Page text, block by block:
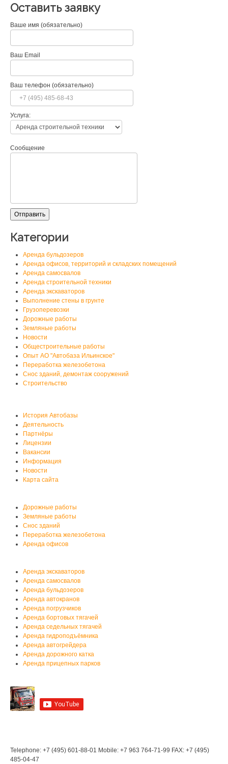
Оставить заявку
Ваше имя (обязательно)
Ваш Email
Ваш телефон (обязательно)
Услуга:
Сообщение
Категории
Аренда бульдозеров
Аренда офисов, территорий и складских помещений
Аренда самосвалов
Аренда строительной техники
Аренда экскаваторов
Выполнение стены в грунте
Грузоперевозки
Дорожные работы
Земляные работы
Новости
Общестроительные работы
Опыт АО "Автобаза Ильинское"
Переработка железобетона
Снос зданий, демонтаж сооружений
Строительство
История Автобазы
Деятельность
Партнёры
Лицензии
Вакансии
Информация
Новости
Карта сайта
Дорожные работы
Земляные работы
Снос зданий
Переработка железобетона
Аренда офисов
Аренда экскаваторов
Аренда самосвалов
Аренда бульдозеров
Аренда автокранов
Аренда погрузчиков
Аренда бортовых тягачей
Аренда седельных тягачей
Аренда гидроподъёмника
Аренда автогрейдера
Аренда дорожного катка
Аренда прицепных парков
Telephone: +7 (495) 601-88-01 Mobile: +7 963 764-71-99 FAX: +7 (495)
485-04-47